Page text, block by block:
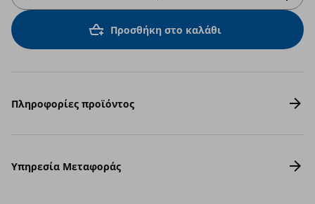
Προσθήκη στο καλάθι
Πληροφορίες προϊόντος
Υπηρεσία Μεταφοράς